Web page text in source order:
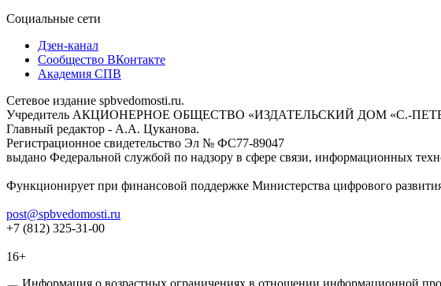
Социальные сети
Дзен-канал
Сообщество ВКонтакте
Академия СПВ
Сетевое издание spbvedomosti.ru.
Учредитель АКЦИОНЕРНОЕ ОБЩЕСТВО «ИЗДАТЕЛЬСКИЙ ДОМ «С.-
Главный редактор - А.А. Цуканова.
Регистрационное свидетельство Эл № ФС77-89047
выдано Федеральной службой по надзору в сфере связи, информационных
Функционирует при финансовой поддержке Министерства цифрового
post@spbvedomosti.ru
+7 (812) 325-31-00
16+